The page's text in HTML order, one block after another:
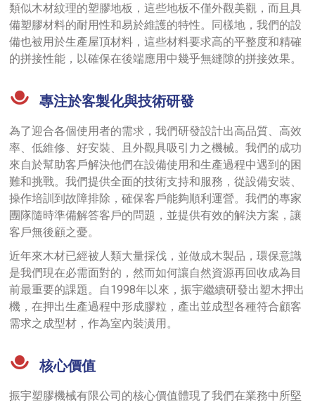
類似木材紋理的塑膠地板，這些地板不僅外觀美觀，而且具
備塑膠材料的耐用性和易於維護的特性。同樣地，我們的設
備也被用於生產屋頂材料，這些材料要求高的平整度和精確
的拼接性能，以確保在後端應用中幾乎無縫隙的拼接效果。
專注於客製化與技術研發
為了迎合各個使用者的需求，我們研發設計出高品質、高效
率、低維修、好安裝、且外觀具吸引力之機械。我們的成功
來自於幫助客戶解決他們在設備使用和生產過程中遇到的困
難和挑戰。我們提供全面的技術支持和服務，從設備安裝、
操作培訓到故障排除，確保客戶能夠順利運營。我們的專家
團隊隨時準備解答客戶的問題，並提供有效的解決方案，讓
客戶無後顧之憂。
近年來木材已經被人類大量採伐，並做成木製品，環保意識
是我們現在必需面對的，然而如何讓自然資源再回收成為目
前最重要的課題。自1998年以來，振宇繼續研發出塑木押出
機，在押出生產過程中形成膠粒，產出並成型各種符合顧客
需求之成型材，作為室內裝潢用。
核心價值
振宇塑膠機械有限公司的核心價值體現了我們在業務中所堅